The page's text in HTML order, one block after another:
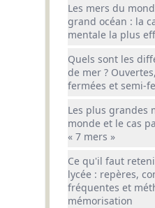
Les mers du
grand océan : la
mentale la plus
Quels sont les
de mer ?
fermées et semi-
Les plus grandes
monde et le cas
« 7 mers »
Ce qu'il faut
lycée : repères,
fréquentes et
mémorisation